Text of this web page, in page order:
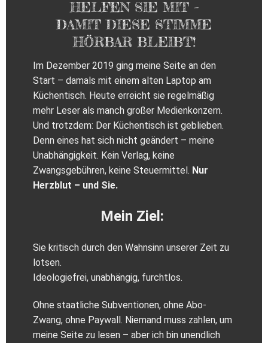
HELFEN SIE MIT –
DAMIT DIESE STIMME
HÖRBAR BLEIBT!
Im Dezember 2019 ging meine Seite an den
Start – damals mit einem alten Laptop am
Küchentisch. Heute erreicht sie regelmäßig
mehr Leser als manch großer Medienkonzern.
Und trotzdem: Der Küchentisch ist geblieben.
Denn eines hat sich nicht geändert – meine
Unabhängigkeit. Kein Verlag, keine
Zwangsgebühren, keine Steuermittel. Nur
Herzblut – und Sie.
Mein Ziel:
Sie kritisch durch den Wahnsinn unserer Zeit zu
lotsen.
Ideologiefrei, unabhängig, furchtlos.
Ohne staatliche Subventionen, ohne Abo-
Zwang, ohne Paywall. Niemand muss zahlen, um
meine Seite zu lesen – aber ich bin unendlich